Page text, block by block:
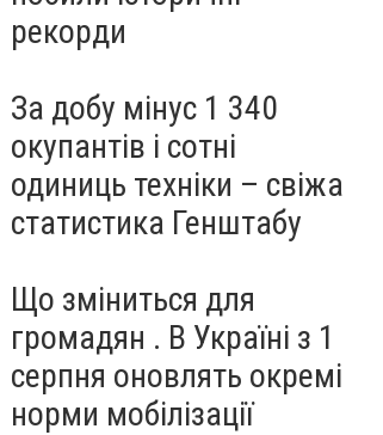
рекорди
За добу мінус 1 340
окупантів і сотні
одиниць техніки – свіжа
статистика Генштабу
Що зміниться для
громадян . В Україні з 1
серпня оновлять окремі
норми мобілізації